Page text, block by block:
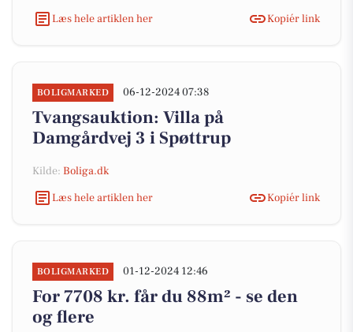
Læs hele artiklen her
Kopiér link
BOLIGMARKED 06-12-2024 07:38
Tvangsauktion: Villa på
Damgårdvej 3 i Spøttrup
Kilde: Boliga.dk
Læs hele artiklen her
Kopiér link
BOLIGMARKED 01-12-2024 12:46
For 7708 kr. får du 88m² - se den
og flere